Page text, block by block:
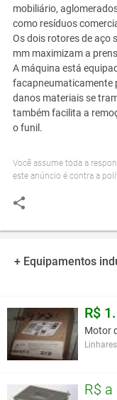
mobiliário,
como resíduos
Os dois rotores de aço
mm maximizam a
A máquina está
facapneumaticamente
danos materiais se
também facilita a
o funil.
Você assume toda a
este anúncio é contra a
+ Equipamentos
R$
Motor
R$